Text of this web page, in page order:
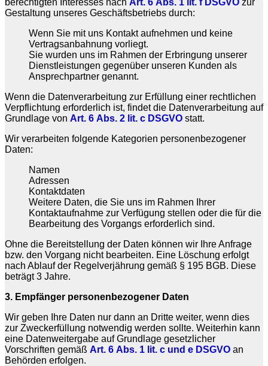
Gestaltung unseres Geschäftsbetriebs durch:
Wenn Sie mit uns Kontakt aufnehmen und keine
Vertragsanbahnung vorliegt.
Sie wurden uns im Rahmen der Erbringung unserer
Dienstleistungen gegenüber unseren Kunden als
Ansprechpartner genannt.
Wenn die Datenverarbeitung zur Erfüllung einer rechtlichen
Verpflichtung erforderlich ist, findet die Datenverarbeitung auf
Grundlage von Art. 6 Abs. 2 lit. c DSGVO statt.
Wir verarbeiten folgende Kategorien personenbezogener
Daten:
Namen
Adressen
Kontaktdaten
Weitere Daten, die Sie uns im Rahmen Ihrer
Kontaktaufnahme zur Verfügung stellen oder die für die
Bearbeitung des Vorgangs erforderlich sind.
Ohne die Bereitstellung der Daten können wir Ihre Anfrage
bzw. den Vorgang nicht bearbeiten. Eine Löschung erfolgt
nach Ablauf der Regelverjährung gemäß § 195 BGB. Diese
beträgt 3 Jahre.
3. Empfänger personenbezogener Daten
Wir geben Ihre Daten nur dann an Dritte weiter, wenn dies
zur Zweckerfüllung notwendig werden sollte. Weiterhin kann
eine Datenweitergabe auf Grundlage gesetzlicher
Vorschriften gemäß Art. 6 Abs. 1 lit. c und e DSGVO an
Behörden erfolgen.